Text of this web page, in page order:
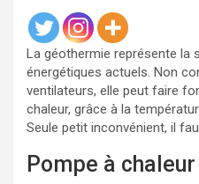
La géothermie représente la
énergétiques actuels. Non
ventilateurs, elle peut faire
chaleur, grâce à la
Seule petit inconvénient, il
Pompe à